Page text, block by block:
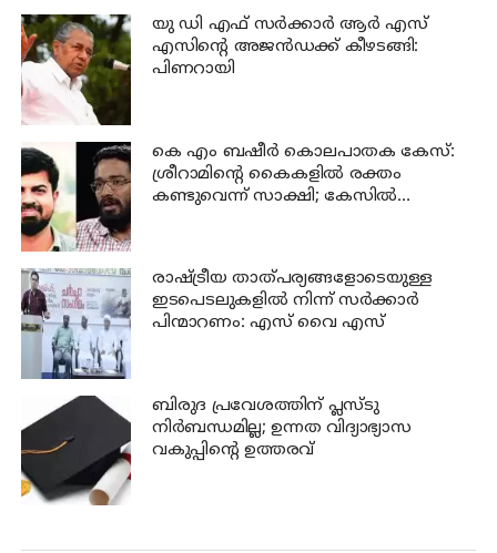
യു ഡി എഫ് സര്‍ക്കാര്‍ ആര്‍ എസ്
എസിന്റെ അജന്‍ഡക്ക്‌ കീഴടങ്ങി:
പിണറായി
കെ എം ബഷീര്‍ കൊലപാതക കേസ്:
ശ്രീറാമിന്റെ കൈകളില്‍ രക്തം
കണ്ടുവെന്ന് സാക്ഷി; കേസില്‍
രാഷ്ട്രീയ താത്പര്യങ്ങളോടെയുള്ള
ഇടപെടലുകളില്‍ നിന്ന് സര്‍ക്കാര്‍
പിന്മാറണം: എസ് വൈ എസ്
ബിരുദ പ്രവേശത്തിന് പ്ലസ്ടു
നിര്‍ബന്ധമില്ല; ഉന്നത വിദ്യാഭ്യാസ
വകുപ്പിന്റെ ഉത്തരവ്